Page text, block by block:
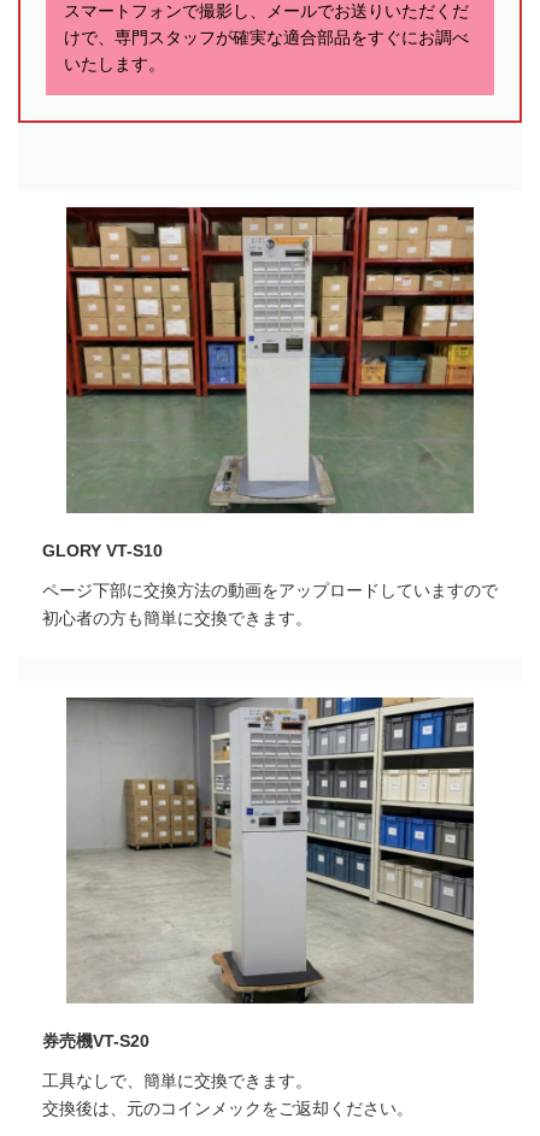
スマートフォンで撮影し、メールでお送りいただくだ
けで、専門スタッフが確実な適合部品をすぐにお調べ
いたします。
GLORY VT-S10
ページ下部に交換方法の動画をアップロードしていますので
初心者の方も簡単に交換できます。
券売機VT-S20
工具なしで、簡単に交換できます。
交換後は、元のコインメックをご返却ください。